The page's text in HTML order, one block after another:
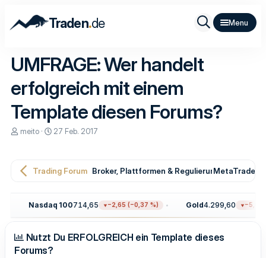
Traden.de
UMFRAGE: Wer handelt
erfolgreich mit einem
Template diesen Forums?
E
e
meito
E
e
a
m
27 Feb. 2017
Trading Forum Broker, Plattformen & RegulierungMetaTrader
Nasdaq 100714,65 −2,65 (−0,37 %) 4.299,60 −5,60
Nutzt Du ERFOLGREICH ein Template dieses
Forums?